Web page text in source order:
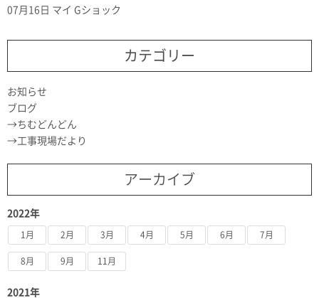
07月16日 マイ Gショック
カテゴリー
お知らせ
ブログ
ちむどんどん
工事現場だより
アーカイブ
2022年
1月 2月 3月 4月 5月 6月 7月
8月 9月 11月
2021年